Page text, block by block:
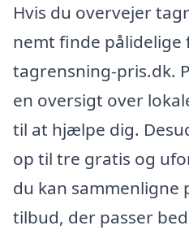
Hvis du overvejer
nemt finde pålidelige
tagrensning-pris.dk.
en oversigt over
til at hjælpe dig.
op til tre gratis og
du kan
tilbud, der passer